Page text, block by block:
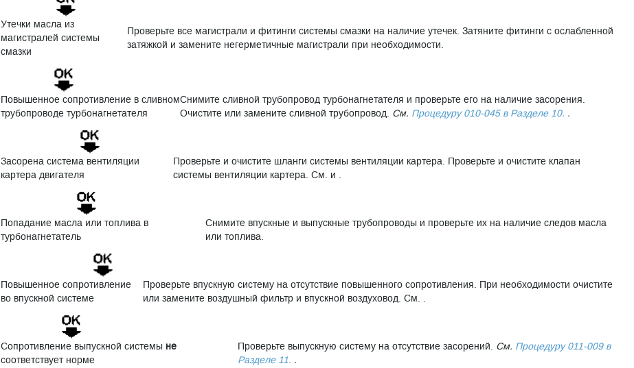
Утечки масла из
магистралей системы
смазки
Проверьте все магистрали и фитинги системы смазки на наличие утечек. Затяните фитинги с ослабленной
затяжкой и замените негерметичные магистрали при необходимости.
Повышенное сопротивление в сливном
трубопроводе турбонагнетателя
Снимите сливной трубопровод турбонагнетателя и проверьте его на наличие засорения.
Очистите или замените сливной трубопровод. См. Процедуру 010-045 в Разделе 10. .
Засорена система вентиляции
картера двигателя
Проверьте и очистите шланги системы вентиляции картера. Проверьте и очистите клапан
системы вентиляции картера. См. и .
Попадание масла или топлива в
турбонагнетатель
Снимите впускные и выпускные трубопроводы и проверьте их на наличие следов масла
или топлива.
Повышенное сопротивление
во впускной системе
Проверьте впускную систему на отсутствие повышенного сопротивления. При необходимости очистите
или замените воздушный фильтр и впускной воздуховод. См. .
Сопротивление выпускной системы не
соответствует норме
Проверьте выпускную систему на отсутствие засорений. См. Процедуру 011-009 в
Разделе 11. .